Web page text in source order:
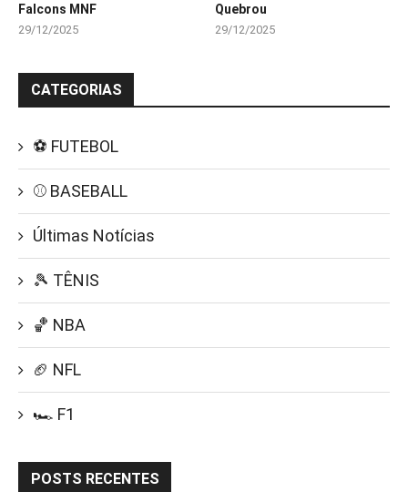
Falcons MNF
29/12/2025
Quebrou
29/12/2025
CATEGORIAS
⚽ FUTEBOL
⚾ BASEBALL
Últimas Notícias
🎾 TÊNIS
🏀 NBA
🏈 NFL
🏎️ F1
POSTS RECENTES